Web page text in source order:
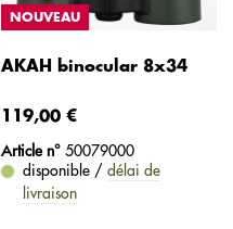
NOUVEAU
AKAH binocular 8x34
119,00 €
Article n° 50079000
disponible / délai de
livraison